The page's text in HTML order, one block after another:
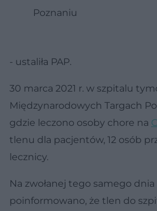
Poznaniu
- ustaliła PAP.
30 marca 2021 r. w szpitalu
Międzynarodowych Targach
gdzie leczono osoby chore na
tlenu dla pacjentów, 12 osób
lecznicy.
Na zwołanej tego samego
poinformowano, że tlen do